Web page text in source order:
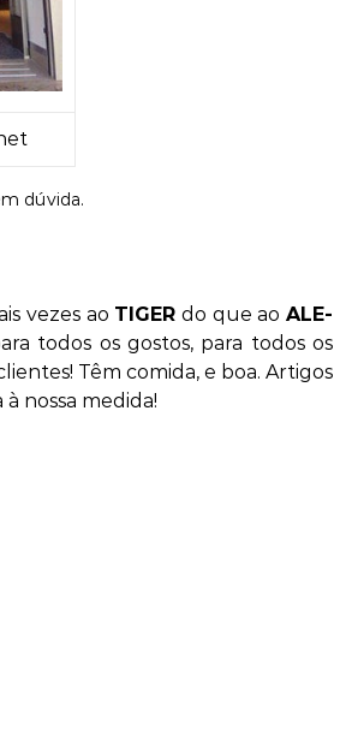
dúvida.
vezes ao TIGER do que aoALE-
todos os gostos, para todos os
Têm comida, e boa. Artigos
nossa medida!